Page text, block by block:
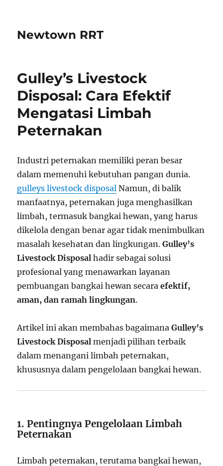
Newtown RRT
Gulley’s Livestock
Disposal: Cara Efektif
Mengatasi Limbah
Peternakan
Industri peternakan memiliki peran besar
dalam memenuhi kebutuhan pangan dunia.
gulleys livestock disposal Namun, di balik
manfaatnya, peternakan juga menghasilkan
limbah, termasuk bangkai hewan, yang harus
dikelola dengan benar agar tidak menimbulkan
masalah kesehatan dan lingkungan.Gulley’s
Livestock Disposal hadir sebagai solusi
profesional yang menawarkan layanan
pembuangan bangkai hewan secaraefektif,
aman, dan ramah lingkungan.
Artikel ini akan membahas bagaimanaGulley’s
Livestock Disposal menjadi pilihan terbaik
dalam menangani limbah peternakan,
khususnya dalam pengelolaan bangkai hewan.
1. Pentingnya Pengelolaan Limbah
Peternakan
Limbah peternakan, terutama bangkai hewan,